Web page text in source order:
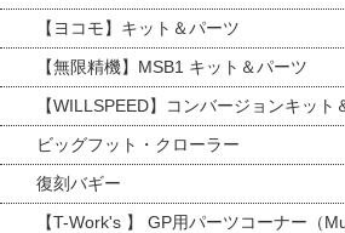
【ヨコモ】キット＆パーツ
【無限精機】MSB1 キット＆パーツ
【WILLSPEED】コンバージョンキット
ビッグフット・クローラー
復刻バギー
【T-Work's 】 GP用パーツコーナー（